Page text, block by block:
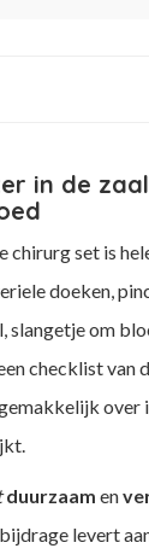
in de
chirurg set is
doeken,
slangetje om
checklist van
over
duurzaam en
levert